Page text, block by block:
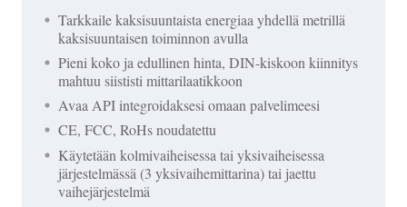
Tarkkaile kaksisuuntaista energiaa yhdellä metrillä
kaksisuuntaisen toiminnon avulla
Pieni koko ja edullinen hinta, DIN-kiskoon kiinnitys
mahtuu siististi mittarilaatikkoon
Avaa API integroidaksesi omaan palvelimeesi
CE, FCC, RoHs noudatettu
Käytetään kolmivaiheisessa tai yksivaiheisessa
järjestelmässä (3 yksivaihemittarina) tai jaettu
vaihejärjestelmä